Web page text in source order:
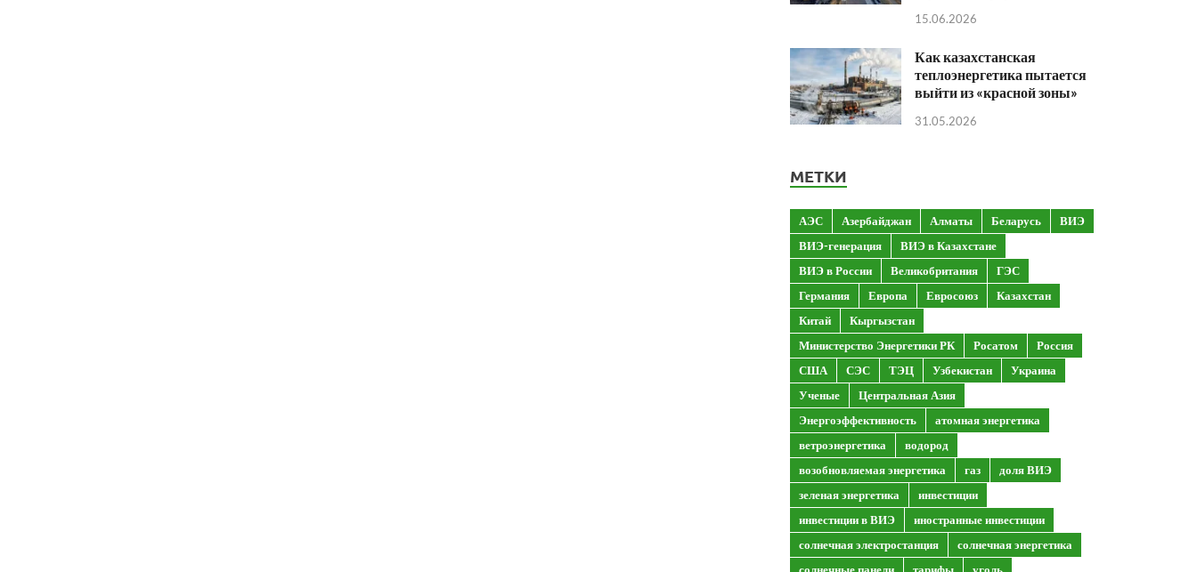
15.06.2026
Как казахстанская
теплоэнергетика пытается
выйти из «красной зоны»
31.05.2026
МЕТКИ
АЭС Азербайджан Алматы Беларусь
ВИЭ
ВИЭ-генерация
ВИЭ в Казахстане
ВИЭ в России
Великобритания
ГЭС
Германия
Европа Евросоюз
Казахстан
Китай
Кыргызстан
Министерство Энергетики РК
Росатом
Россия
США
СЭС ТЭЦ Узбекистан
Украина
Ученые
Центральная Азия
Энергоэффективность
атомная энергетика
ветроэнергетика
водород
возобновляемая энергетика
газ
доля ВИЭ
зеленая энергетика
инвестиции
инвестиции в ВИЭ
иностранные инвестиции
солнечная электростанция
солнечная энергетика
солнечные панели
тарифы уголь